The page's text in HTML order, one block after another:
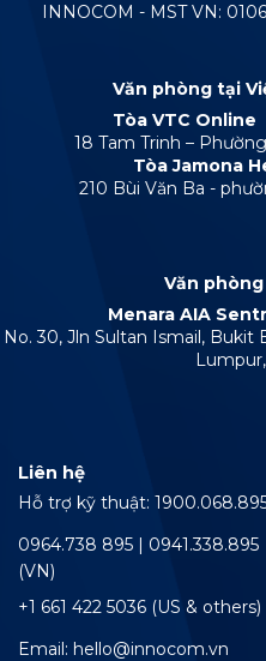
INNOCOM - MST VN:
Văn phòng tại
Tòa VTC Online
18 Tam Trinh –
Tòa Jamona
210 Bùi Văn Ba -
Văn
Menara AIA
No. 30, Jln Sultan Ismail, Bukit
Liên hệ
Hỗ trợ kỹ thuật:
0964.738 895 | 0941.338.895
(VN)
+1 661 422 5036 (US & others)
Email: hello@innocom.vn